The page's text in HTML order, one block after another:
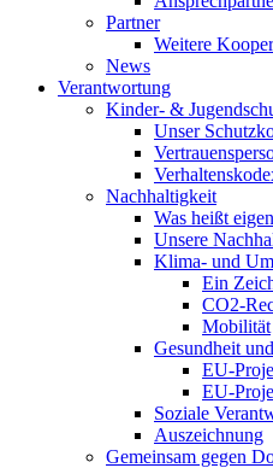
Partner
Weitere
News
Verantwortung
Kinder- &
Unser
Nachhaltigkeit
Was heißt
Unsere
Klima- und
Ein
CO2-
Mobilität
Gesundheit
EU-
EU-
Soziale
Auszeichnung
Gemeinsam gegen